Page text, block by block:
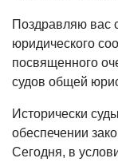
Поздравляю вас
юридического
посвященного
судов общей
Исторически
обеспечении
Сегодня, в